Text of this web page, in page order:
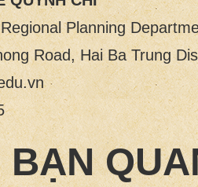
Planning
Road, Hai Ba Trung
BẠN